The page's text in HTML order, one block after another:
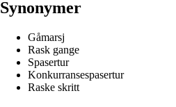
Synonymer
Gåmarsj
Rask gange
Spasertur
Konkurransespasertur
Raske skritt